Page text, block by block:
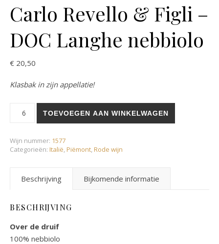
Carlo Revello & Figli –
DOC Langhe nebbiolo
€ 20,50
Klasbak in zijn appellatie!
TOEVOEGEN AAN WINKELWAGEN
Wijn nummer: 1577
Categorieën: Italië,Piëmont,Rode wijn
Beschrijving Bijkomende informatie
BESCHRIJVING
Over de druif
100% nebbiolo